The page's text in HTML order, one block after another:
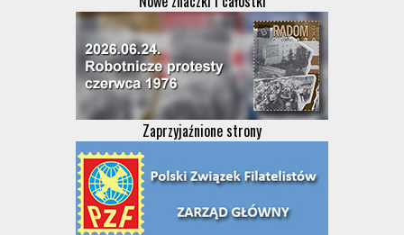
Zaprzyjaźnione strony